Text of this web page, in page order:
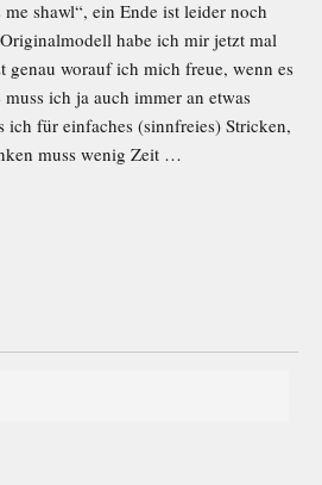
shawl“, ein Ende ist leider noch
habe ich mir jetzt mal
genau worauf ich mich freue, wenn es
ich ja auch immer an etwas
ich für einfaches (sinnfreies) Stricken,
muss wenig Zeit …